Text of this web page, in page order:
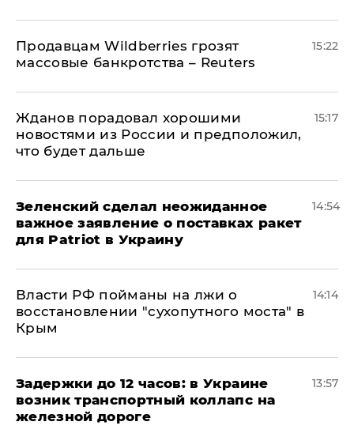
Продавцам Wildberries грозят
массовые банкротства – Reuters
15:22
Жданов порадовал хорошими
новостями из России и предположил,
что будет дальше
15:17
Зеленский сделал неожиданное
важное заявление о поставках ракет
для Patriot в Украину
14:54
Власти РФ пойманы на лжи о
восстановлении "сухопутного моста" в
Крым
14:14
Задержки до 12 часов: в Украине
возник транспортный коллапс на
железной дороге
13:57